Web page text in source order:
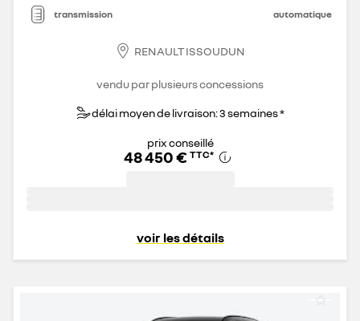
transmission automatique
RENAULT ISSOUDUN
vendu par plusieurs concessions
délai moyen de livraison: 3 semaines *
prix conseillé
48 450 € TTC*
voir les détails